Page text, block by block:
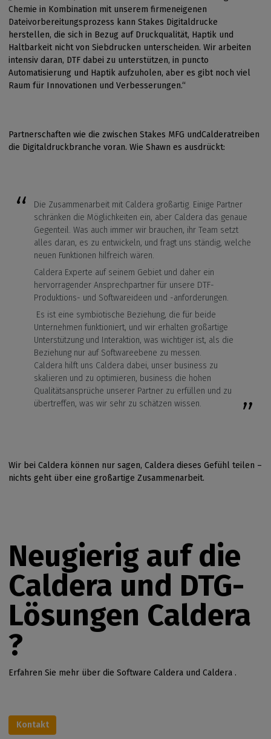
Chemie in Kombination mit unserem firmeneigenen
Dateivorbereitungsprozess kann Stakes Digitaldrucke
herstellen, die sich in Bezug auf Druckqualität, Haptik und
Haltbarkeit nicht von Siebdrucken unterscheiden. Wir arbeiten
intensiv daran, DTF dabei zu unterstützen, in puncto
Automatisierung und Haptik aufzuholen, aber es gibt noch viel
Raum für Innovationen und Verbesserungen.“
Partnerschaften wie die zwischen Stakes MFG undCalderatreiben
die Digitaldruckbranche voran. Wie Shawn es ausdrückt:
Die Zusammenarbeit mit Caldera großartig. Einige Partner
schränken die Möglichkeiten ein, aber Caldera das genaue
Gegenteil. Was auch immer wir brauchen, ihr Team setzt
alles daran, es zu entwickeln, und fragt uns ständig, welche
neuen Funktionen hilfreich wären.
Caldera Experte auf seinem Gebiet und daher ein
hervorragender Ansprechpartner für unsere DTF-
Produktions- und Softwareideen und -anforderungen.
Es ist eine symbiotische Beziehung, die für beide
Unternehmen funktioniert, und wir erhalten großartige
Unterstützung und Interaktion, was wichtiger ist, als die
Beziehung nur auf Softwareebene zu messen.
Caldera hilft uns Caldera dabei, unser business zu
skalieren und zu optimieren, business die hohen
Qualitätsansprüche unserer Partner zu erfüllen und zu
übertreffen, was wir sehr zu schätzen wissen.
Wir bei Caldera können nur sagen, Caldera dieses Gefühl teilen –
nichts geht über eine großartige Zusammenarbeit.
Neugierig auf die
Caldera und DTG-
Lösungen Caldera
?
Erfahren Sie mehr über die Software Caldera und Caldera .
Kontakt